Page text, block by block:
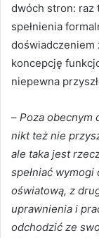
dwóch stron: raz
spełnienia
doświadczeniem
koncepcję
niepewna
– Poza obecnym
nikt też nie
ale taka jest
spełniać
oświatową, z
uprawnienia i
odchodzić ze